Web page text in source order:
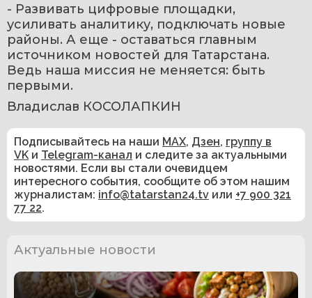
- Развивать цифровые площадки,
усиливать аналитику, подключать новые
районы. А еще - оставаться главным
источником новостей для Татарстана.
Ведь наша миссия не меняется: быть
первыми.
Владислав КОСОЛАПКИН
Подписывайтесь на наши MAX, Дзен, группу в
VK и Telegram-канал и следите за актуальными
новостями. Если вы стали очевидцем
интересного события, сообщите об этом нашим
журналистам: info@tatarstan24.tv или +7 900 321
77 22.
Актуальные новости